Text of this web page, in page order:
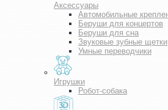
Аксессуары
Автомобильные
Беруши для концертов
Беруши для сна
Звуковые зубные щетки
Умные переводчики
Игрушки
Робот-собака